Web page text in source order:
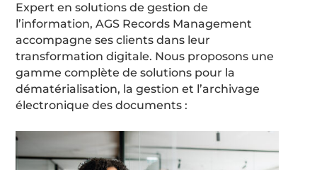
Expert en solutions de gestion de
l’information, AGS Records Management
accompagne ses clients dans leur
transformation digitale. Nous proposons une
gamme complète de solutions pour la
dématérialisation, la gestion et l’archivage
électronique des documents :